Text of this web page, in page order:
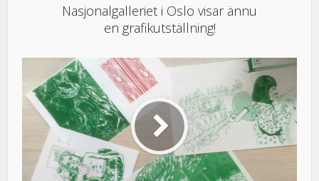
Nasjonalgalleriet i Oslo visar ännu
en grafikutställning!